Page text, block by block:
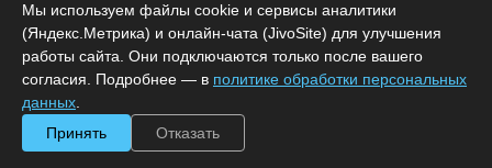
Показать результаты (0) Х Очистить
Сообщить об ошибке
Мы используем файлы cookie и сервисы аналитики
(Яндекс.Метрика) и онлайн-чата (JivoSite) для улучшения
работы сайта. Они подключаются только после вашего
согласия. Подробнее — в политике обработки персональных
данных
Принять
Отказать